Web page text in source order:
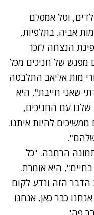
וטל אמסלם
אביה. בתלפיות,
הנצחה לזכר
מפגש של חניכים מכל
מות אליאב התלבטה
שאני חייבת", היא
עם החניכים,
להיות איתנו.
הרחבה. "כל
היא אומרת.
הדבר הזה ונדע לקום
כבר כאן, אנחנו